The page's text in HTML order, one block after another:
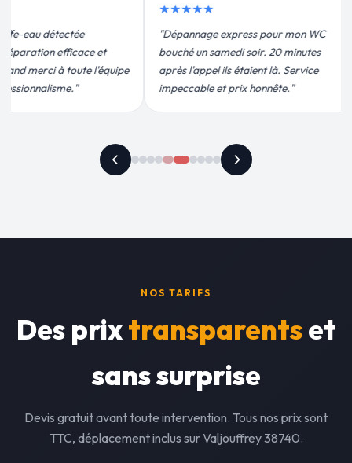
pour mon WC
soir. 20 minutes
étaient là. Service
prix honnête."
★★★★★
"Remplacement de mon chauffe-eau en
moins de 2h. Équipe très pro, devis
conforme, chantier propre. Je
recommande vivement."
NOS TARIFS
Des prixtransparentset
sans surprise
Devis gratuit avant toute intervention. Tous nos prix sont
TTC, déplacement inclus sur Valjouffrey 38740.